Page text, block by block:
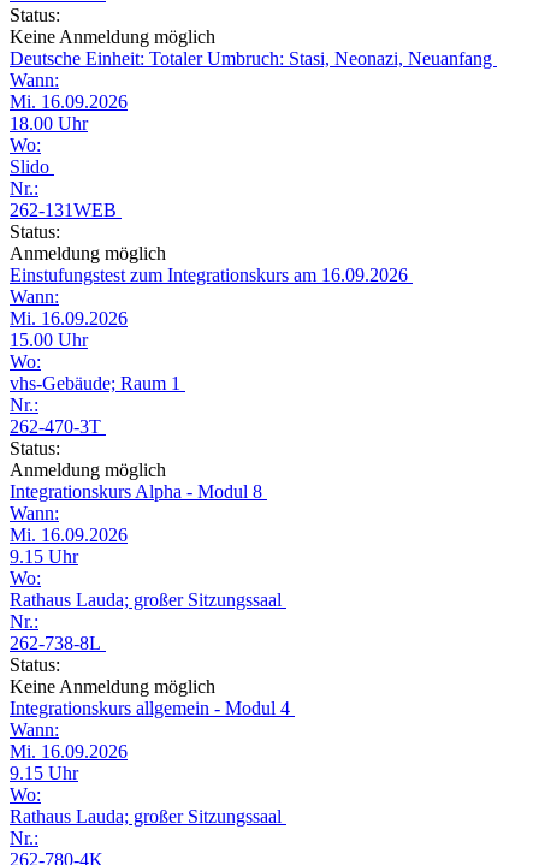
Status:
Keine Anmeldung möglich
Deutsche Einheit: Totaler Umbruch: Stasi, Neonazi, Neuanfang
Wann:
Mi. 16.09.2026
18.00 Uhr
Wo:
Slido
Nr.:
262-131WEB
Status:
Anmeldung möglich
Einstufungstest zum Integrationskurs am 16.09.2026
Wann:
Mi. 16.09.2026
15.00 Uhr
Wo:
vhs-Gebäude; Raum 1
Nr.:
262-470-3T
Status:
Anmeldung möglich
Integrationskurs Alpha - Modul 8
Wann:
Mi. 16.09.2026
9.15 Uhr
Wo:
Rathaus Lauda; großer Sitzungssaal
Nr.:
262-738-8L
Status:
Keine Anmeldung möglich
Integrationskurs allgemein - Modul 4
Wann:
Mi. 16.09.2026
9.15 Uhr
Wo:
Rathaus Lauda; großer Sitzungssaal
Nr.:
262-780-4K